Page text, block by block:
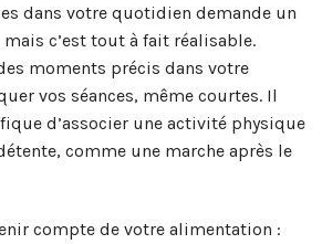
dans votre quotidien demande un
c’est tout à fait réalisable.
moments précis dans votre
vos séances, même courtes. Il
d’associer une activité physique
comme une marche après le
compte de votre alimentation :